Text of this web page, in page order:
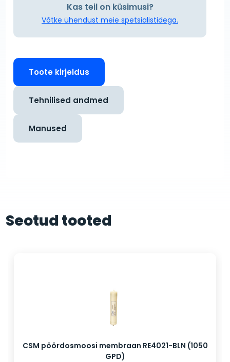
Kas teil on küsimusi?
Võtke ühendust meie spetsialistidega.
Toote kirjeldus
Tehnilised andmed
Manused
Seotud tooted
CSM pöördosmoosi membraan RE4021-BLN (1050
GPD)